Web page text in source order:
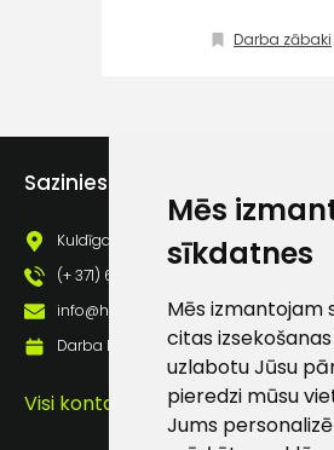
Mēs
sīkdatnes
Mēs izmantojam
citas
uzlabotu Jūsu
pieredzi mūsu
Jums
Darba zābaki
Sazinies ar mums
Kuldīgas iela 69a, Saldus, Saldus nov.,
(+ 371) 63 881 186
info@hards.lv
Darba laiks: Darbadienās: 8:00 - 17:00
Visi kontakti